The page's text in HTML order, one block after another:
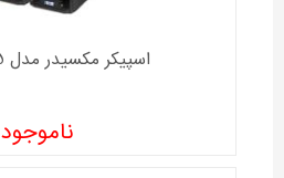
اسپیکر مکسیدر مدل AL-251 LP5
ناموجود